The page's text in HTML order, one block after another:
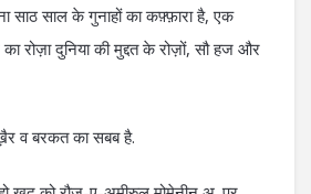
साठ साल के गुनाहों का कफ़्फ़ारा है, एक
का रोज़ा दुनिया की मुद्दत के रोज़ों, सौ हज और
व बरकत का सबब है.